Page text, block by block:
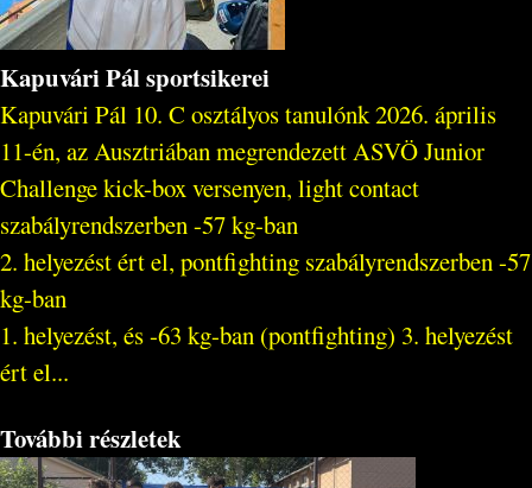
Kapuvári Pál sportsikerei
Kapuvári Pál 10. C osztályos tanulónk 2026. április
11-én, az Ausztriában megrendezett ASVÖ Junior
Challenge kick-box versenyen, light contact
szabályrendszerben -57 kg-ban
2. helyezést ért el, pontfighting szabályrendszerben -57
kg-ban
1. helyezést, és -63 kg-ban (pontfighting) 3. helyezést
ért el...
További részletek